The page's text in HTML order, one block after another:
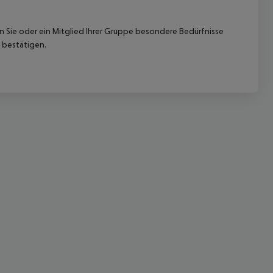
oder ein Mitglied Ihrer Gruppe besondere Bedürfnisse
bestätigen.